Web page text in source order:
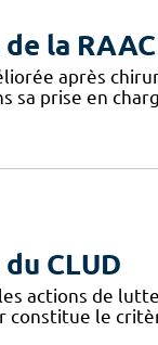
la RAAC
après
sa prise en
CLUD
actions de
constitue le